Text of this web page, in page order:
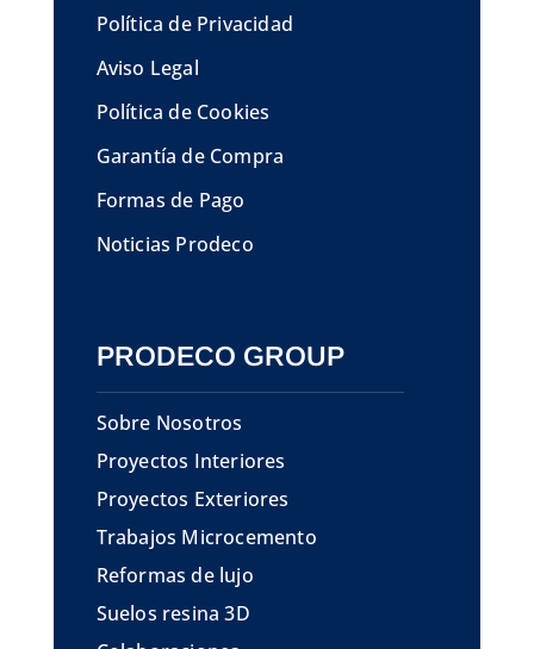
Política de Privacidad
Aviso Legal
Política de Cookies
Garantía de Compra
Formas de Pago
Noticias Prodeco
PRODECO GROUP
Sobre Nosotros
Proyectos Interiores
Proyectos Exteriores
Trabajos Microcemento
Reformas de lujo
Suelos resina 3D